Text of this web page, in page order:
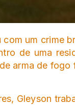
um crime
de uma
arma de
Gleyson